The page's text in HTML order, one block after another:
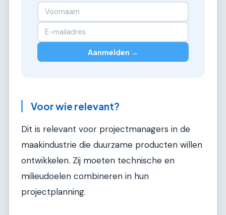
Aanmelden →
Voor wie relevant?
Dit is relevant voor projectmanagers in de
maakindustrie die duurzame producten willen
ontwikkelen. Zij moeten technische en
milieudoelen combineren in hun
projectplanning.